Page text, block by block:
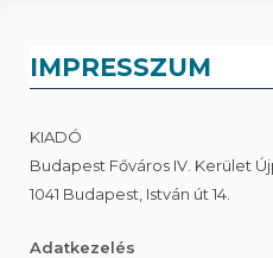
IMPRESSZUM
KIADÓ
Budapest Főváros IV. Kerület
1041 Budapest, István út 14.
Adatkezelés